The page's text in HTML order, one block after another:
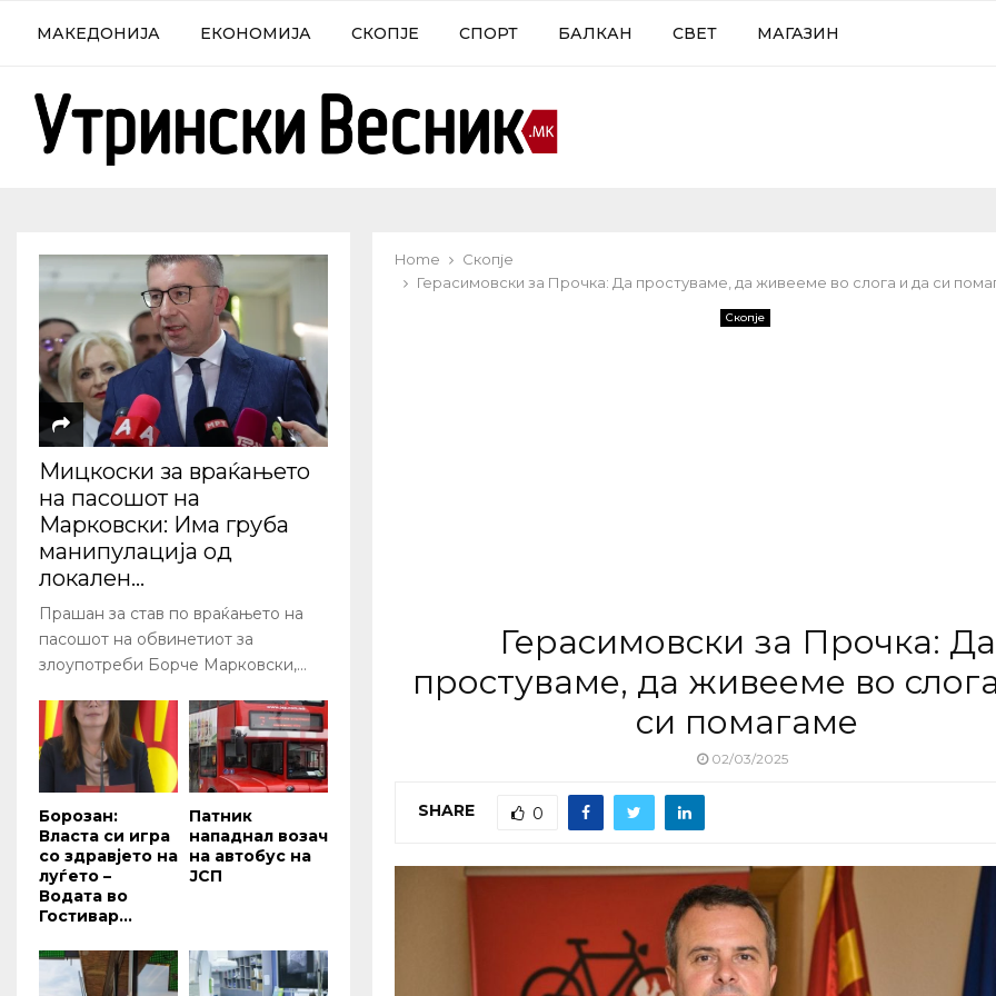
МАКЕДОНИЈА ЕКОНОМИЈА СКОПЈЕ СПОРТ БАЛКАН СВЕТ МАГАЗИН
Home
Скопје
Герасимовски за Прочка: Да простуваме, да живееме во слога и да си
Скопје
Герасимовски за Прочка: Да
простуваме, да живееме во
си помагаме
02/03/2025
SHARE 0
Мицкоски за враќањето
на пасошот на
Марковски: Има груба
манипулација од
локален...
Прашан за став по враќањето на
пасошот на обвинетиот за
злоупотреби Борче Марковски,...
Борозан:
Власта си игра
со здравјето на
луѓето –
Водата во
Гостивар...
Патник
нападнал возач
на автобус на
ЈСП